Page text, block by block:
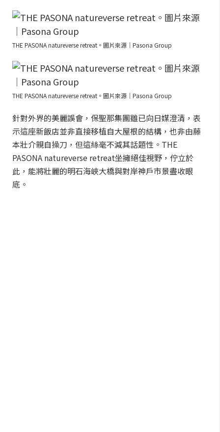
THE PASONA natureverse retreat。圖片來源｜Pasona Group
THE PASONA natureverse retreat。圖片來源｜Pasona Group
針對外界的美麗誤會，保聖那集團雖已向日媒澄清，表
示這座新飯店並非直接移植自大屋根的結構，也非由藤
本壯介親自操刀，但這絲毫不減其話題性。THE
PASONA natureverse retreat坐擁絕佳視野，佇立於
此，能將壯麗的明石海峽大橋與對岸神戶市景盡收眼
底。